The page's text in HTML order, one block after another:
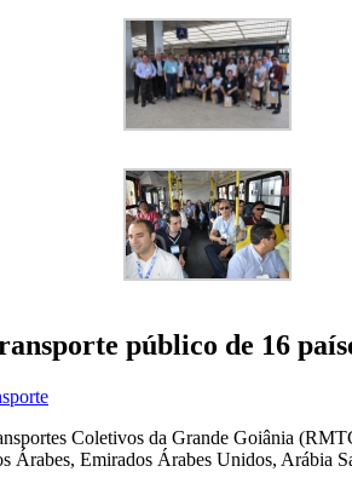
público de 16
Coletivos da Grande Goiânia
Emirados Árabes Unidos, Arábia